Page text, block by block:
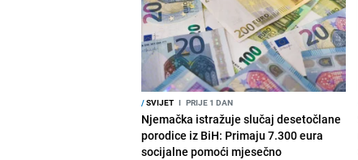
/SVIJET I PRIJE 1 DAN
Njemačka istražuje slučaj desetočlane
porodice iz BiH: Primaju 7.300 eura
socijalne pomoći mjesečno